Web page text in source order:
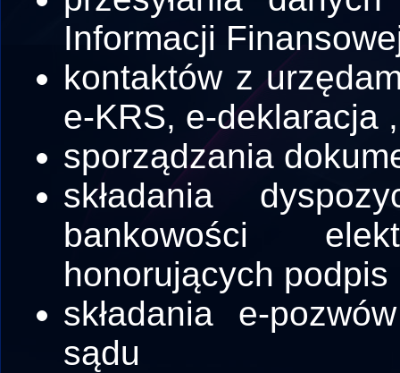
Informacji
kontaktów z
e-KRS, e-deklaracja
sporządzania
składania
bankowości
honorujących
składania e-
sądu